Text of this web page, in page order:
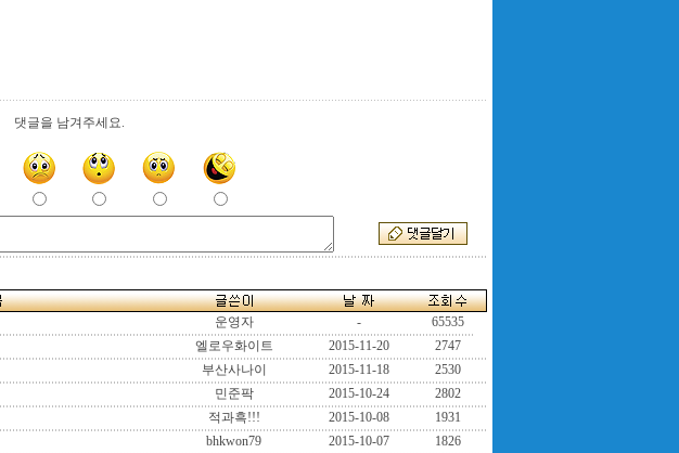
댓글을 남겨주세요.
운영자 -
65535
엘로우화이트 2015-11-20
2747
부산사나이 2015-11-18
2530
민준팍 2015-10-24
2802
적과흑!!! 2015-10-08
1931
bhkwon79 2015-10-07
1826